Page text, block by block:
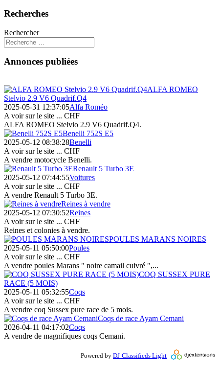
Recherches
Rechercher
Annonces publiées
ALFA ROMEO
Stelvio 2.9 V6 Quadrif.Q4
2025-05-31 12:37:05Alfa Roméo
A voir sur le site ... CHF
ALFA ROMEO Stelvio 2.9 V6 Quadrif.Q4.
Benelli 752S E5
2025-05-12 08:38:28Benelli
A voir sur le site ... CHF
A vendre motocycle Benelli.
Renault 5 Turbo 3E
2025-05-12 07:44:55Voitures
A voir sur le site ... CHF
A vendre Renault 5 Turbo 3E.
Reines à vendre
2025-05-12 07:30:52Reines
A voir sur le site ... CHF
Reines et colonies à vendre.
POULES MARANS NOIRES
2025-05-11 05:50:00Poules
A voir sur le site ... CHF
A vendre poules Marans " noire camail cuivré ",...
COQ SUSSEX PURE
RACE (5 MOIS)
2025-05-11 05:32:55Coqs
A voir sur le site ... CHF
A vendre coq Sussex pure race de 5 mois.
Coqs de race Ayam Cemani
2026-04-11 04:17:02Coqs
A vendre de magnifiques coqs Cemani.
Powered by DJ-Classifieds Light